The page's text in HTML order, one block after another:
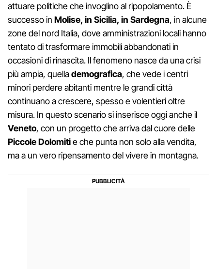
attuare politiche che invoglino al ripopolamento. È
successo in Molise, in Sicilia, in Sardegna, in alcune
zone del nord Italia, dove amministrazioni locali hanno
tentato di trasformare immobili abbandonati in
occasioni di rinascita. Il fenomeno nasce da una crisi
più ampia, quellademografica, che vede i centri
minori perdere abitanti mentre le grandi città
continuano a crescere, spesso e volentieri oltre
misura. In questo scenario si inserisce oggi anche il
Veneto, con un progetto che arriva dal cuore delle
Piccole Dolomitie che punta non solo alla vendita,
ma a un vero ripensamento del vivere in montagna.